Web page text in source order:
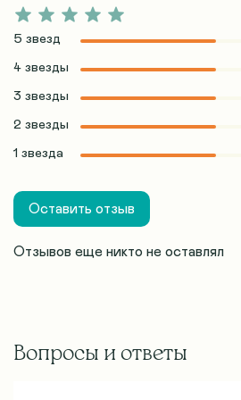
Отзывов еще никто не оставлял
5 звезд
4 звезды
3 звезды
2 звезды
1 звезда
Оставить отзыв
Вопросы и ответы